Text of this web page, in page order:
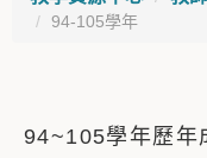
94-105學年
94~105學年歷年